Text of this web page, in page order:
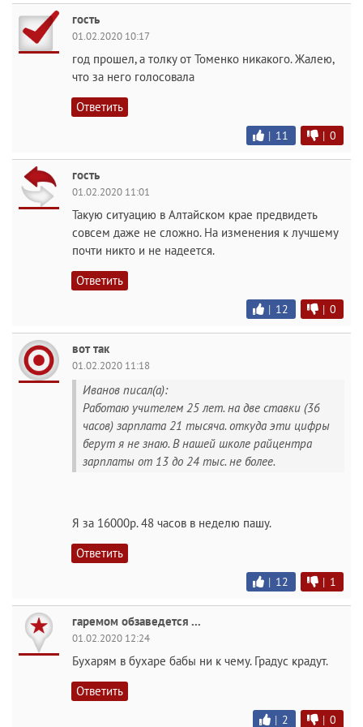
гость
01.02.2020 10:17
год прошел, а толку от Томенко никакого. Жалею,
что за него голосовала
Ответить
| 11 | 0
гость
01.02.2020 11:01
Такую ситуацию в Алтайском крае предвидеть
совсем даже не сложно. На изменения к лучшему
почти никто и не надеется.
Ответить
| 12 | 0
вот так
01.02.2020 11:18
Иванов писал(а):
Работаю учителем 25 лет. на две ставки (36
часов) зарплата 21 тысяча. откуда эти цифры
берут я не знаю. В нашей школе райцентра
зарплаты от 13 до 24 тыс. не более.
Я за 16000р. 48 часов в неделю пашу.
Ответить
| 12 | 1
гаремом обзаведется ...
01.02.2020 12:24
Бухарям в бухаре бабы ни к чему. Градус крадут.
Ответить
| 2 | 0